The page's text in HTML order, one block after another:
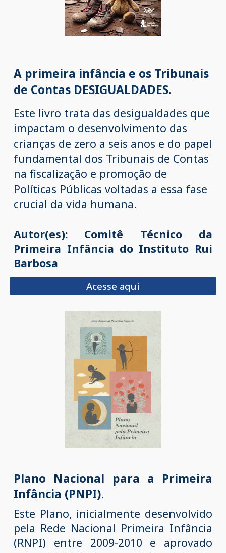
A primeira infância e os Tribunais
de Contas DESIGUALDADES.
Este livro trata das desigualdades que
impactam o desenvolvimento das
crianças de zero a seis anos e do papel
fundamental dos Tribunais de Contas
na fiscalização e promoção de
Políticas Públicas voltadas a essa fase
crucial da vida humana.
Autor(es): Comitê Técnico da
Primeira Infância do Instituto Rui
Barbosa
Acesse aqui
Plano Nacional para a Primeira
Infância (PNPI).
Este Plano, inicialmente desenvolvido
pela Rede Nacional Primeira Infância
(RNPI) entre 2009-2010 e aprovado